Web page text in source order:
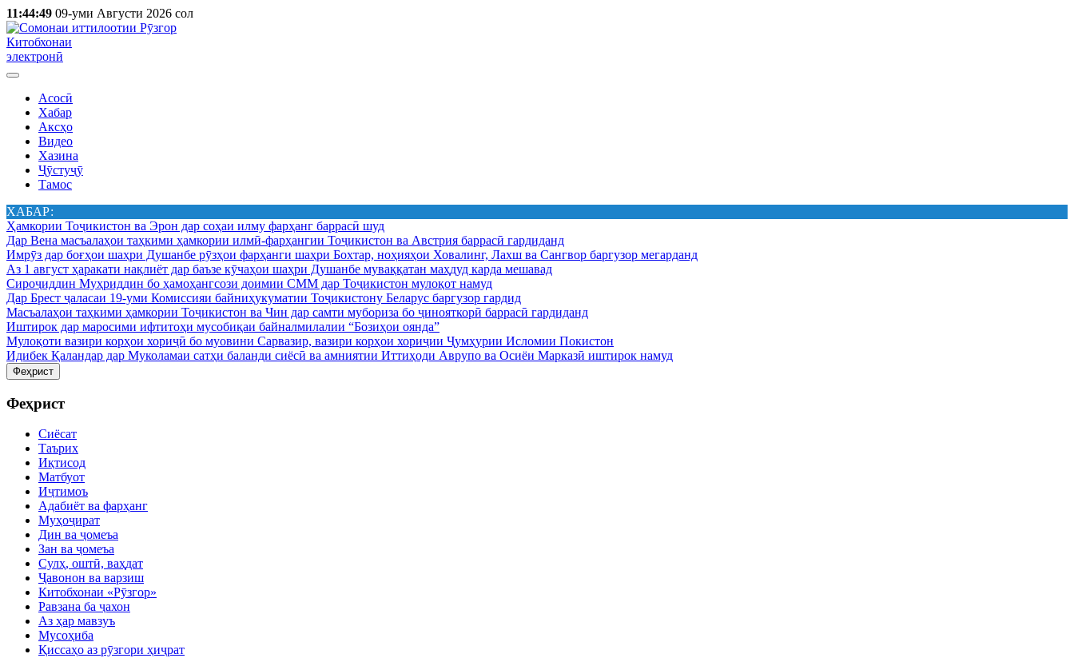
11:44:49 09-уми Августи 2026 сол
Китобхонаи
электронӣ
Асосӣ
Хабар
Аксҳо
Видео
Хазина
Ҷӯстуҷӯ
Тамос
ХАБАР:
Ҳамкории Тоҷикистон ва Эрон дар соҳаи илму фарҳанг баррасӣ шуд
Дар Вена масъалаҳои таҳкими ҳамкории илмӣ-фарҳангии Тоҷикистон ва Австрия баррасӣ гардиданд
Имрӯз дар боғҳои шаҳри Душанбе рӯзҳои фарҳанги шаҳри Бохтар, ноҳияҳои Ховалинг, Лахш ва Сангвор баргузор мегарданд
Аз 1 август ҳаракати нақлиёт дар баъзе кӯчаҳои шаҳри Душанбе муваққатан маҳдуд карда мешавад
Сироҷиддин Муҳриддин бо ҳамоҳангсози доимии СММ дар Тоҷикистон мулоқот намуд
Дар Брест ҷаласаи 19-уми Комиссияи байниҳукуматии Тоҷикистону Беларус баргузор гардид
Масъалаҳои таҳкими ҳамкории Тоҷикистон ва Чин дар самти мубориза бо ҷинояткорӣ баррасӣ гардиданд
Иштирок дар маросими ифтитоҳи мусобиқаи байналмилалии “Бозиҳои оянда”
Мулоқоти вазири корҳои хориҷӣ бо муовини Сарвазир, вазири корҳои хориҷии Ҷумҳурии Исломии Покистон
Идибек Қаландар дар Муколамаи сатҳи баланди сиёсӣ ва амниятии Иттиҳоди Аврупо ва Осиёи Марказӣ иштирок намуд
Феҳрист
Феҳрист
Сиёсат
Таърих
Иқтисод
Матбуот
Иҷтимоъ
Адабиёт ва фарҳанг
Муҳоҷират
Дин ва ҷомеъа
Зан ва ҷомеъа
Сулҳ, оштӣ, ваҳдат
Ҷавонон ва варзиш
Китобхонаи «Рӯзгор»
Равзана ба ҷахон
Аз ҳар мавзуъ
Мусоҳиба
Қиссаҳо аз рӯзгори ҳиҷрат